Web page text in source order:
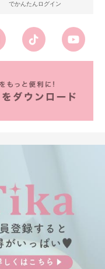
でかんたんログイン